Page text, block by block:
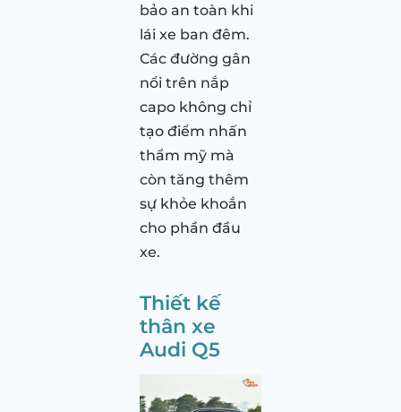
bảo an toàn khi
lái xe ban đêm.
Các đường gân
nổi trên nắp
capo không chỉ
tạo điểm nhấn
thẩm mỹ mà
còn tăng thêm
sự khỏe khoắn
cho phần đầu
xe.
Thiết kế
thân xe
Audi Q5